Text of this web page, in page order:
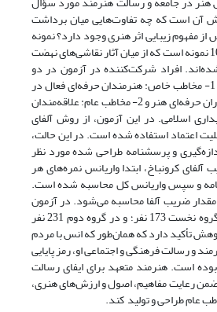
آن است که چه تفاوت‌هایی میان برداشت
مفهوم زیبایی اثر هنری وجود دارد؟ نمونه
مطالعاتی پژوهش شامل 10 نمونه است که از میان آثار نقاشی‌های نهضت
افراد شرکت‌کننده در آزمون در دو
گروه دسته‌بندی شدند: 1- مخاطب خاص: هنرمندان حرفه‌ای فعال در
خلق آثار هنری و دوستداران حرفه‌ای هنر و 2- مخاطب عام: علاقه‌مندان
اسلامی. در این آزمون، از روش آلفای
اعتماد استفاده شده است. در این حالت،
و پرسشنامه طراحی شده مورد نظر
کرونباخ، ابتدا واریانس نمره‌های هر
و سپس واریانس کل محاسبه شده است.
ضریب آلفا محاسبه می‌شود. در آزمون
404 پرسش‌شونده، در گروه نخست 173 نفر؛ و در گروه دوم 231 نفر
تأکید دارد که همان‌طور که انس با مردم
و رسالت فرهنگی و اجتماعی او، رمز پایایی
است. هنرمند متعهد برای ایفای رسالت
رعایت مفاهیم، اصول و ارزش‌های هنری،
عام طراحی و تولید کند.